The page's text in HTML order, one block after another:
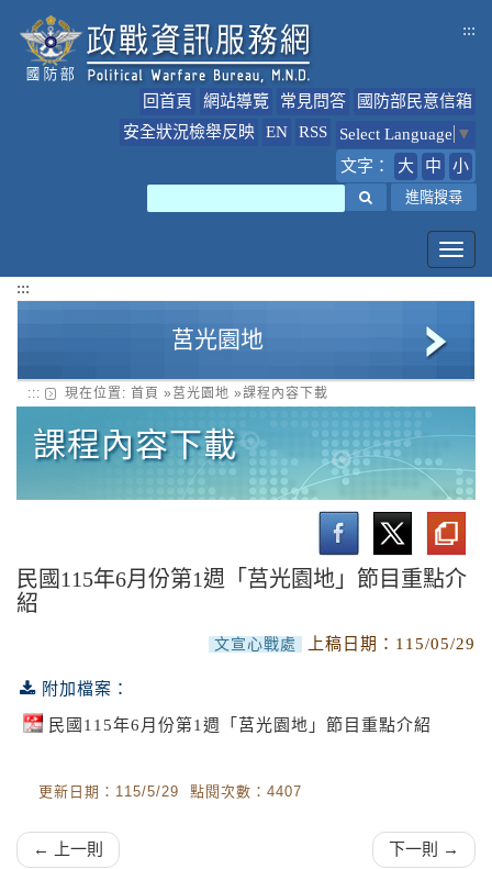
:::
回首頁 網站導覽 常見問答
國防部民意信箱
安全狀況檢舉反映
EN RSS Select Language ▼
文字：
大 中 小
進階搜尋
:::
莒光園地
莒光園地簡介
課程內容下載
莒光園地線上收視專頁
文宣影片
空中英語教室好想講英文
國軍軍歌推廣曲目
::: 現在位置: 首頁 »莒光園地 »課程內容下載
課程內容下載
民國115年6月份第1週「莒光園地」節目重點介
紹
文宣心戰處 上稿日期： 115/05/29
附加檔案：
民國115年6月份第1週「莒光園地」節目重點介紹
更新日期：115/5/29 點閱次數：4407
← 上一則 下一則 →